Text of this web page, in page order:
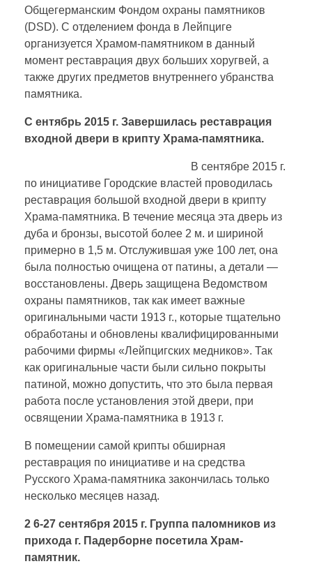
Общегерманским Фондом охраны памятников
(DSD). С отделением фонда в Лейпциге
организуется Храмом-памятником в данный
момент реставрация двух больших хоругвей, а
также других предметов внутреннего убранства
памятника.
С ентябрь 2015 г. Завершилась реставрация
входной двери в крипту Храма-памятника.
В сентябре 2015 г.
по инициативе Городские властей проводилась
реставрация большой входной двери в крипту
Храма-памятника. В течение месяца эта дверь из
дуба и бронзы, высотой более 2 м. и шириной
примерно в 1,5 м. Отслужившая уже 100 лет, она
была полностью очищена от патины, а детали —
восстановлены. Дверь защищена Ведомством
охраны памятников, так как имеет важные
оригинальными части 1913 г., которые тщательно
обработаны и обновлены квалифицированными
рабочими фирмы «Лейпцигских медников». Так
как оригинальные части были сильно покрыты
патиной, можно допустить, что это была первая
работа после установления этой двери, при
освящении Храма-памятника в 1913 г.
В помещении самой крипты обширная
реставрация по инициативе и на средства
Русского Храма-памятника закончилась только
несколько месяцев назад.
2 6-27 сентября 2015 г. Группа паломников из
прихода г. Падерборне посетила Храм-
памятник.